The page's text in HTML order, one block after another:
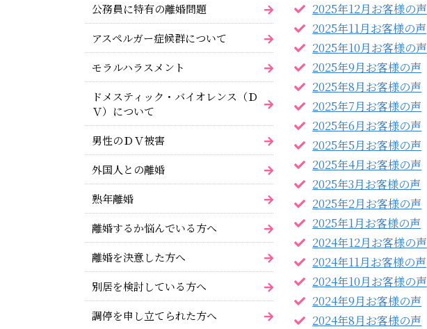
公務員に特有の離婚問題
アスペルガー症候群について
モラルハラスメント
ドメスティック・バイオレンス（Ｄ
Ｖ）について
男性のＤＶ被害
外国人との離婚
熟年離婚
離婚するか悩んでいる方へ
離婚を決意した方へ
別居を検討している方へ
調停を申し立てられた方へ
2025年12月お客様の声
2025年11月お客様の声
2025年10月お客様の声
2025年9月お客様の声
2025年8月お客様の声
2025年7月お客様の声
2025年6月お客様の声
2025年5月お客様の声
2025年4月お客様の声
2025年3月お客様の声
2025年2月お客様の声
2025年1月お客様の声
2024年12月お客様の声
2024年11月お客様の声
2024年10月お客様の声
2024年9月お客様の声
2024年8月お客様の声